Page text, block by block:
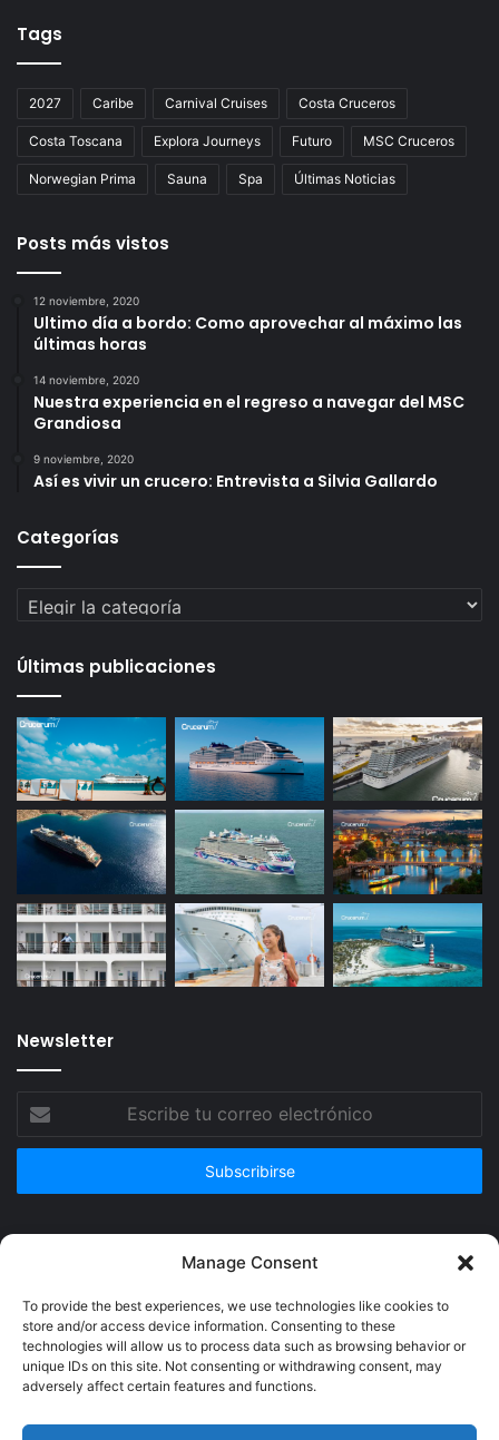
Manage Consent
To provide the best experiences, we use technologies like cookies to
store and/or access device information. Consenting to these
technologies will allow us to process data such as browsing behavior or
unique IDs on this site. Not consenting or withdrawing consent, may
adversely affect certain features and functions.
Tags
2027 Caribe Carnival Cruises Costa Cruceros
Costa Toscana Explora Journeys Futuro MSC Cruceros
Norwegian Prima Sauna Spa Últimas Noticias
Posts más vistos
12 noviembre, 2020
Ultimo día a bordo: Como aprovechar al máximo las
últimas horas
14 noviembre, 2020
Nuestra experiencia en el regreso a navegar del MSC
Grandiosa
9 noviembre, 2020
Así es vivir un crucero: Entrevista a Silvia Gallardo
Categorías
Categorías
Últimas publicaciones
Newsletter
correo